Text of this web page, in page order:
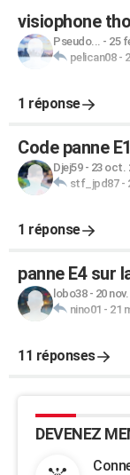
visiophone
Pseudo... - 25
pelican08-
1 réponse
Code panne
Djej59- 23 oct.
stf_jpd87-
1 réponse
panne E4 sur
lobo38- 20
nino01 - 21
11 réponses
DEVENEZ